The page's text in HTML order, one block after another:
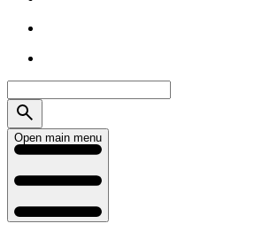
Open main menu